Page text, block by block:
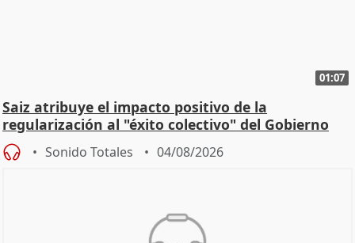
01:07
Saiz atribuye el impacto positivo de la
regularización al "éxito colectivo" del Gobierno
Sonido Totales 04/08/2026